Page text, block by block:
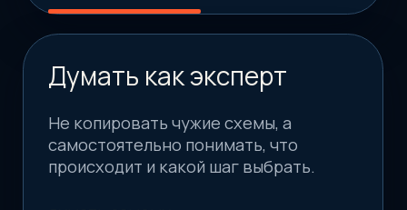
Закрываете задания, получаете
забираете итоговый документ.
В итоге вы проходите не набор лекций, а
проверить движение - выбрать
стратегию - применить - объяснить
клиенту.